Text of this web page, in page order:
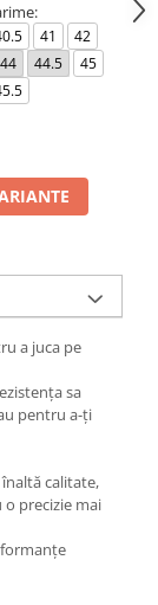
41
42
44 44.5
45
a juca pe
sa
pentru a-ți
calitate,
precizie mai